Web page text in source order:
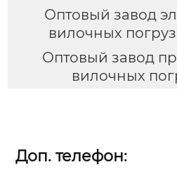
Оптовый завод
вилочных
Оптовый завод
вилочных
Доп. телефон: